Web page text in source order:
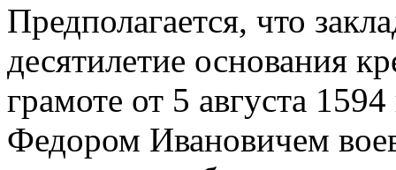
Предполагается, что
десятилетие основания
грамоте от 5 августа
Федором Ивановичем